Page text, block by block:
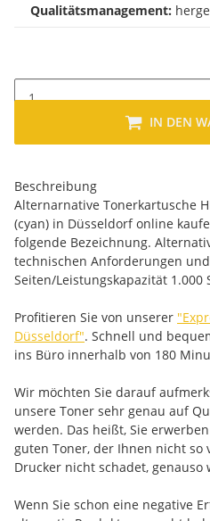
Qualitätsmanagement:
IN DEN
Beschreibung
Alternarnative Tonerkartusche
(cyan) in Düsseldorf online
folgende Bezeichnung.
technischen Anforderungen
Seiten/Leistungskapazität 1.000
Profitieren Sie von unserer
Düsseldorf". Schnell und
ins Büro innerhalb von 180
Wir möchten Sie darauf
unsere Toner sehr genau auf
werden. Das heißt, Sie
guten Toner, der Ihnen nicht so
Drucker nicht schadet, genauso
Wenn Sie schon eine negative